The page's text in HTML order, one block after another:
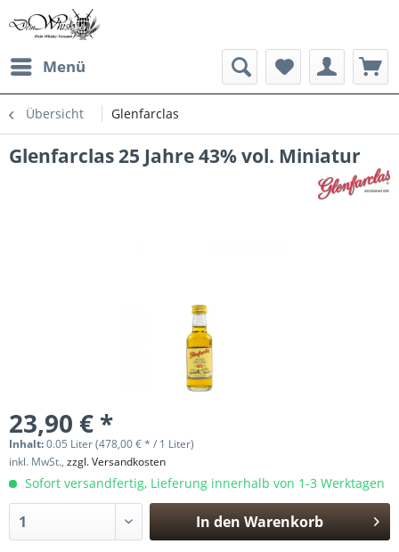
Menü
Übersicht Glenfarclas
Glenfarclas 25 Jahre 43% vol. Miniatur
23,90 € *
Inhalt:0.05 Liter (478,00 € * / 1 Liter)
inkl. MwSt., zzgl. Versandkosten
Sofort versandfertig, Lieferung innerhalb von 1-3 Werktagen
In den Warenkorb